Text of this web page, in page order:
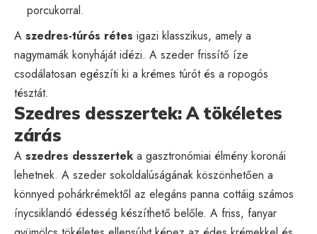
porcukorral.
A szedres-túrós rétes igazi klasszikus, amely a
nagymamák konyháját idézi. A szeder frissítő íze
csodálatosan egészíti ki a krémes túrót és a ropogós
tésztát.
Szedres desszertek: A tökéletes
zárás
A szedres desszertek a gasztronómiai élmény koronái
lehetnek. A szeder sokoldalúságának köszönhetően a
könnyed pohárkrémektől az elegáns panna cottáig számos
ínycsiklandó édesség készíthető belőle. A friss, fanyar